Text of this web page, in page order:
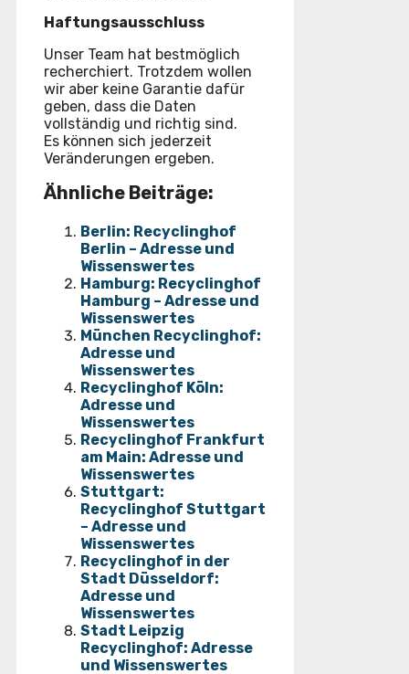
Haftungsausschluss
Unser Team hat bestmöglich
recherchiert. Trotzdem wollen
wir aber keine Garantie dafür
geben, dass die Daten
vollständig und richtig sind.
Es können sich jederzeit
Veränderungen ergeben.
Ähnliche Beiträge:
Berlin: Recyclinghof
Berlin – Adresse und
Wissenswertes
Hamburg: Recyclinghof
Hamburg – Adresse und
Wissenswertes
München Recyclinghof:
Adresse und
Wissenswertes
Recyclinghof Köln:
Adresse und
Wissenswertes
Recyclinghof Frankfurt
am Main: Adresse und
Wissenswertes
Stuttgart:
Recyclinghof Stuttgart
– Adresse und
Wissenswertes
Recyclinghof in der
Stadt Düsseldorf:
Adresse und
Wissenswertes
Stadt Leipzig
Recyclinghof: Adresse
und Wissenswertes